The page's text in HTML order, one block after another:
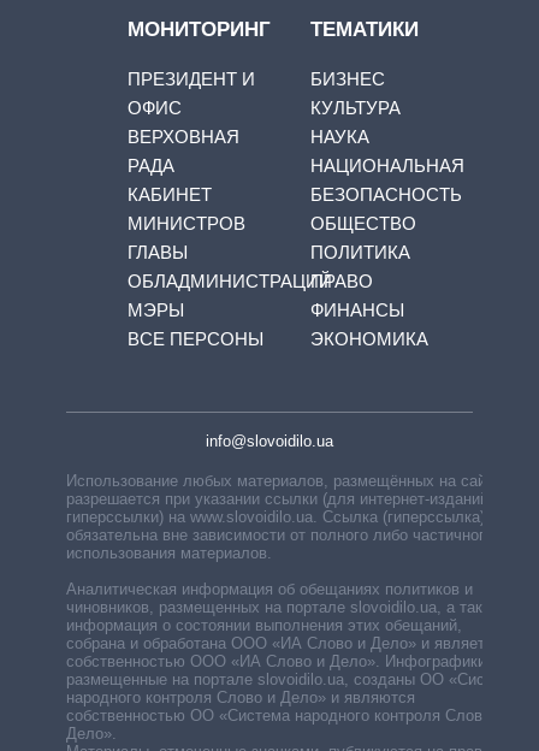
МОНИТОРИНГ
ПРЕЗИДЕНТ И
ОФИС
ВЕРХОВНАЯ
РАДА
КАБИНЕТ
МИНИСТРОВ
ГЛАВЫ
ОБЛАДМИНИСТРАЦИЙ
МЭРЫ
ВСЕ ПЕРСОНЫ
ТЕМАТИКИ
БИЗНЕС
КУЛЬТУРА
НАУКА
НАЦИОНАЛЬНАЯ
БЕЗОПАСНОСТЬ
ОБЩЕСТВО
ПОЛИТИКА
ПРАВО
ФИНАНСЫ
ЭКОНОМИКА
info@slovoidilo.ua
Использование любых материалов, размещённых на сайте,
разрешается при указании ссылки (для интернет-изданий —
гиперссылки) на www.slovoidilo.ua. Ссылка (гиперссылка)
обязательна вне зависимости от полного либо частичного
использования материалов.
Аналитическая информация об обещаниях политиков и
чиновников, размещенных на портале slovoidilo.ua, а также
информация о состоянии выполнения этих обещаний,
собрана и обработана ООО «ИА Слово и Дело» и является
собственностью ООО «ИА Слово и Дело». Инфографики,
размещенные на портале slovoidilo.ua, созданы ОО «Система
народного контроля Слово и Дело» и являются
собственностью ОО «Система народного контроля Слово и
Дело».